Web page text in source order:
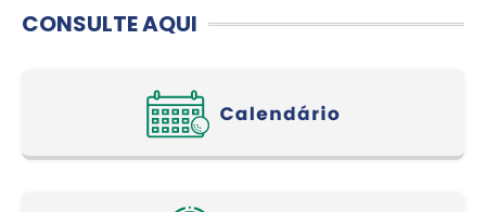
CONSULTE AQUI